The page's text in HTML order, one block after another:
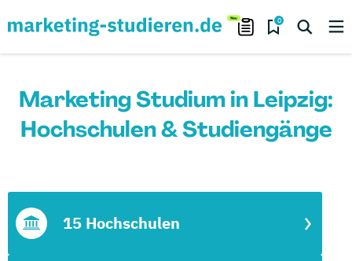
0
Marketing Studium in Leipzig:
Hochschulen & Studiengänge
15 Hochschulen